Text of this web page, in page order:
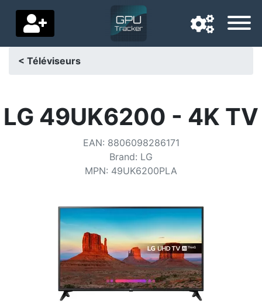
Pays de livraison
Soutenez-nous
Contactez-nous
Conditions
Catégories
< Téléviseurs
LG 49UK6200 - 4K TV
EAN: 8806098286171
Brand: LG
MPN: 49UK6200PLA